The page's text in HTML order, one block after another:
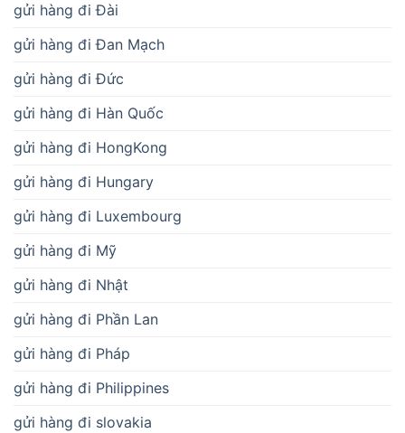
gửi hàng đi Đài
gửi hàng đi Đan Mạch
gửi hàng đi Đức
gửi hàng đi Hàn Quốc
gửi hàng đi HongKong
gửi hàng đi Hungary
gửi hàng đi Luxembourg
gửi hàng đi Mỹ
gửi hàng đi Nhật
gửi hàng đi Phần Lan
gửi hàng đi Pháp
gửi hàng đi Philippines
gửi hàng đi slovakia